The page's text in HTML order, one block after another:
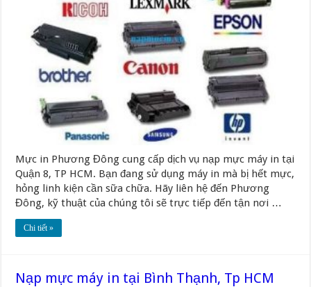
Mực in Phương Đông cung cấp dịch vụ nạp mực máy in tại
Quận 8, TP HCM. Bạn đang sử dụng máy in mà bị hết mực,
hỏng linh kiện cần sữa chữa. Hãy liên hệ đến Phương
Đông, kỹ thuật của chúng tôi sẽ trực tiếp đến tận nơi …
Chi tiết »
Nạp mực máy in tại Bình Thạnh, Tp HCM